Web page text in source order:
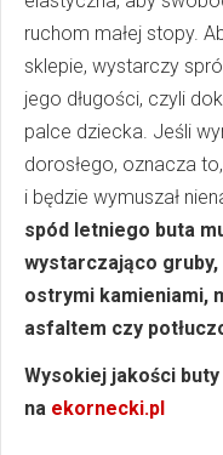
ruchom małej stopy.
sklepie, wystarczy
jego długości, czyli
palce dziecka. Jeśli
dorosłego, oznacza
i będzie wymuszał
spód letniego buta
wystarczająco
ostrymi kamieniami,
asfaltem czy
Wysokiej jakości
na ekornecki.pl